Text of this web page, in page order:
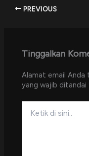
PREVIOUS
Tinggalkan
Alamat email Anda
yang wajib ditandai